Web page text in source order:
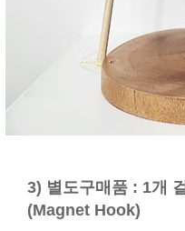
3) 별도구매품 : 1개
(Magnet Hook)